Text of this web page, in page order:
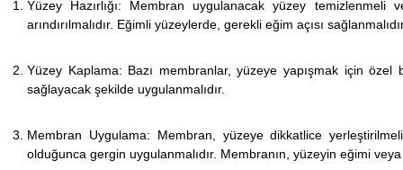
Yüzey Hazırlığı: Membran uygulanacak yüzey
arındırılmalıdır. Eğimli yüzeylerde, gerekli eğim açısı
Yüzey Kaplama: Bazı membranlar, yüzeye yapışmak için
sağlayacak şekilde uygulanmalıdır.
Membran Uygulama: Membran, yüzeye dikkatlice
olduğunca gergin uygulanmalıdır. Membranın, yüzeyin eğimi